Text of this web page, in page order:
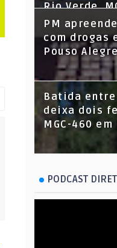
Rio Verde,
PM
com drogas
Pouso
Batida
deixa dois
MGC-460
PODCAST